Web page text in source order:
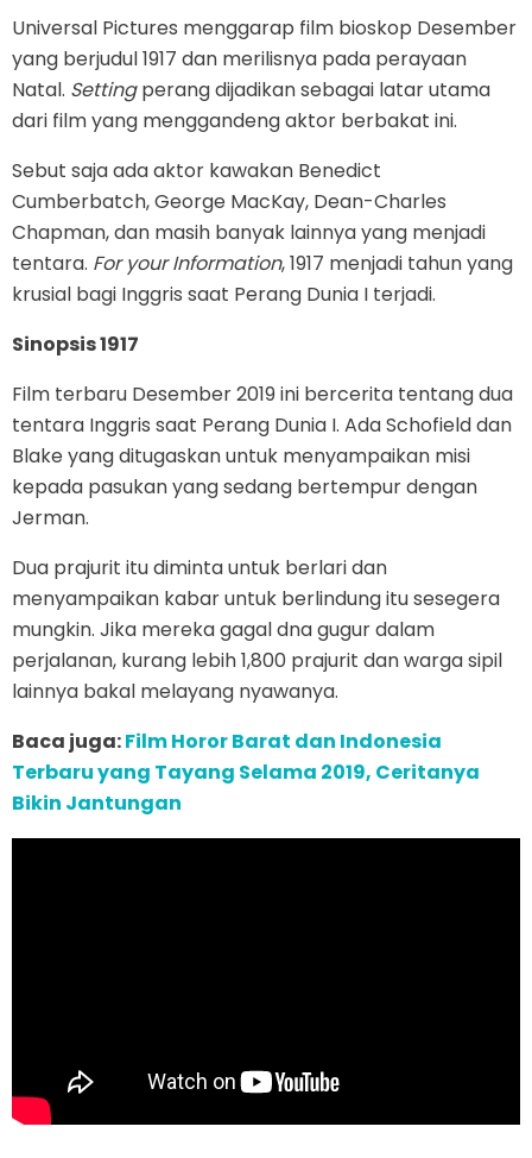
Universal Pictures menggarap film bioskop Desember
yang berjudul 1917 dan merilisnya pada perayaan
Natal. Settingperang dijadikan sebagai latar utama
dari film yang menggandeng aktor berbakat ini.
Sebut saja ada aktor kawakan Benedict
Cumberbatch, George MacKay, Dean-Charles
Chapman, dan masih banyak lainnya yang menjadi
tentara. For your Information, 1917 menjadi tahun yang
krusial bagi Inggris saat Perang Dunia I terjadi.
Sinopsis 1917
Film terbaru Desember 2019 ini bercerita tentang dua
tentara Inggris saat Perang Dunia I. Ada Schofield dan
Blake yang ditugaskan untuk menyampaikan misi
kepada pasukan yang sedang bertempur dengan
Jerman.
Dua prajurit itu diminta untuk berlari dan
menyampaikan kabar untuk berlindung itu sesegera
mungkin. Jika mereka gagal dna gugur dalam
perjalanan, kurang lebih 1,800 prajurit dan warga sipil
lainnya bakal melayang nyawanya.
Baca juga:Film Horor Barat dan Indonesia
Terbaru yang Tayang Selama 2019, Ceritanya
Bikin Jantungan